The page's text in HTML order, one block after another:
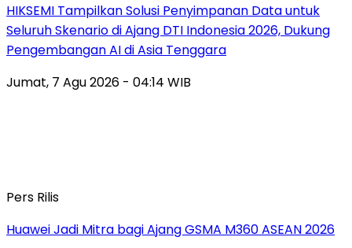
HIKSEMI Tampilkan Solusi Penyimpanan Data untuk
Seluruh Skenario di Ajang DTI Indonesia 2026, Dukung
Pengembangan AI di Asia Tenggara
Jumat, 7 Agu 2026 - 04:14 WIB
Pers Rilis
Huawei Jadi Mitra bagi Ajang GSMA M360 ASEAN 2026